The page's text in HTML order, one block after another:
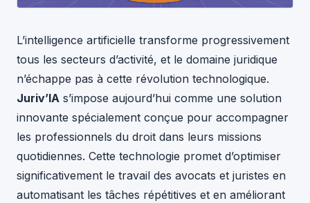
L’intelligence artificielle transforme progressivement
tous les secteurs d’activité, et le domaine juridique
n’échappe pas à cette révolution technologique.
Juriv’IA s’impose aujourd’hui comme une solution
innovante spécialement conçue pour accompagner
les professionnels du droit dans leurs missions
quotidiennes. Cette technologie promet d’optimiser
significativement le travail des avocats et juristes en
automatisant les tâches répétitives et en améliorant